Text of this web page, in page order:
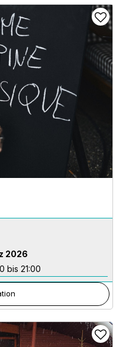
2026
bis 21:00